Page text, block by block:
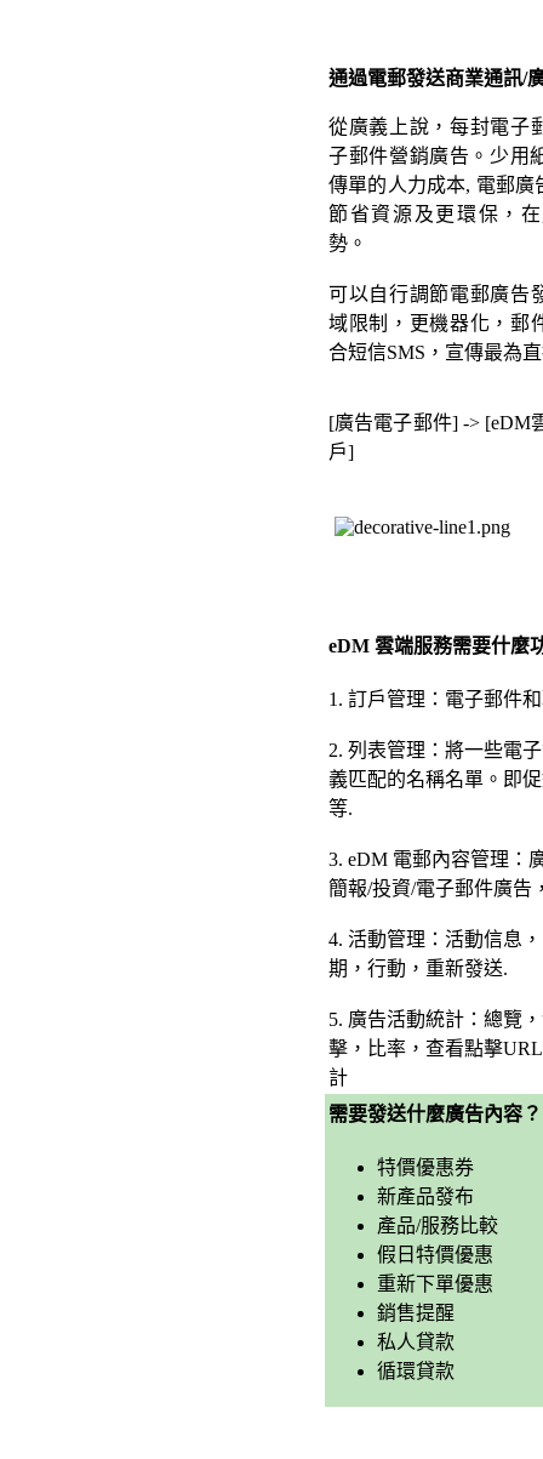
通過電郵發送商業通訊/
從廣義上說，每封電子
子郵件營銷廣告。少用
傳單的人力成本, 電郵廣
節省資源及更環保，
勢。
可以自行調節電郵廣告
域限制，更機器化，郵
合短信SMS，宣傳最為
[廣告電子郵件] -> [eDM
戶]
eDM 雲端服務需要什麼
1. 訂戶管理：電子郵件
2. 列表管理：將一些電
義匹配的名稱名單。即
等.
3. eDM 電郵內容管理：
簡報/投資/電子郵件廣告
4. 活動管理：活動信息
期，行動，重新發送.
5. 廣告活動統計：總覽
擊，比率，查看點擊
計
需要發送什麼廣告內容？
特價優惠券
新產品發布
產品/服務比較
假日特價優惠
重新下單優惠
銷售提醒
私人貸款
循環貸款